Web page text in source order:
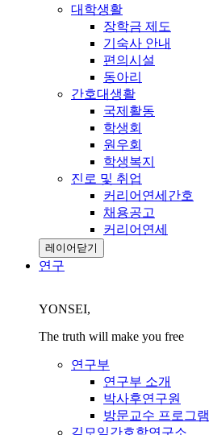
대학생활
장학금 제도
기숙사 안내
편의시설
동아리
간호대생활
국제활동
학생회
원우회
학생복지
진로 및 취업
커리어연세간호
채용공고
커리어연세
레이어닫기
연구
YONSEI,
The truth will make you free
연구부
연구부 소개
박사후연구원
방문교수 프로그램
김모임간호학연구소